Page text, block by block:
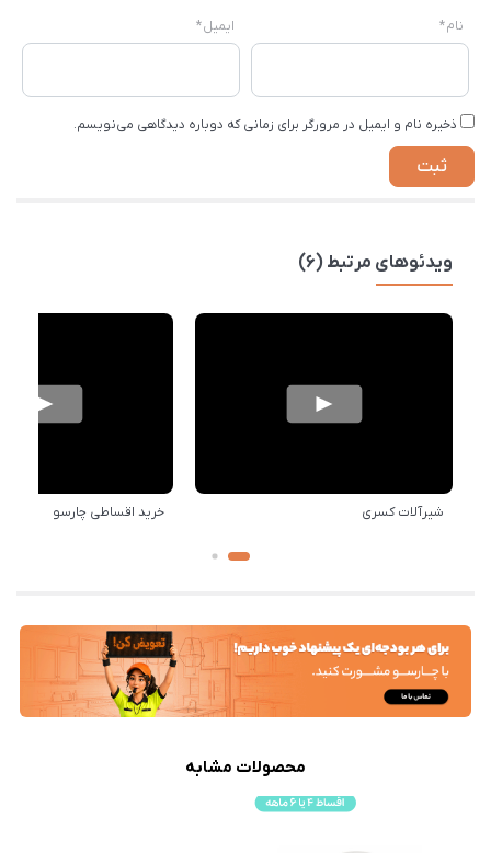
نام* ایمیل*
ذخیره نام و ایمیل در مرورگر برای زمانی که دوباره دیدگاهی می‌نویسم.
ویدئوهای مرتبط (6)
شیرآلات کسری خرید اقساطی چارسو
محصولات مشابه